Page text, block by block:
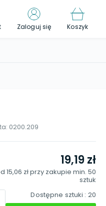
Zaloguj się Koszyk
0200.209
19,19 zł
15,06 złprzy zakupie min. 50
sztuk
Dostępne sztuki : 20